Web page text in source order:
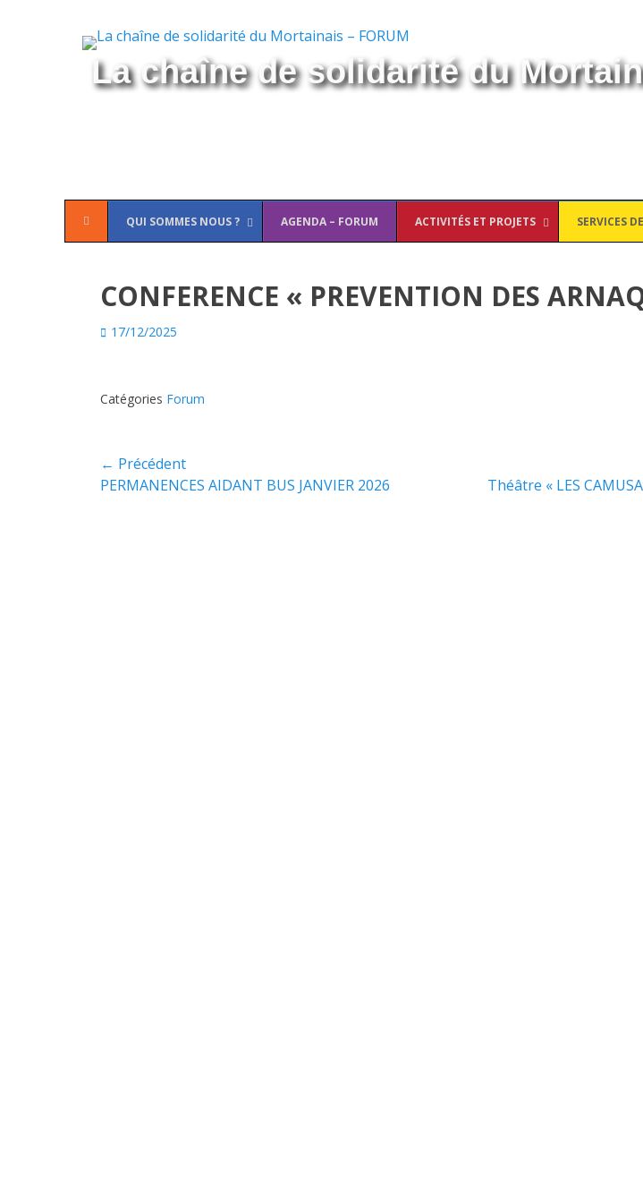
La chaîne de solidarité du
Menu
principalQUI SOMMES NOUS ? AGENDA – FORUM ACTIVITÉS ET PROJETS SERVICES
CONFERENCE « PREVENTION DES
Posted
17/12/2025
Catégories Forum
Navigation
de
← Précédent
Article
PERMANENCES AIDANT BUS JANVIER 2026
ArticleThéâtre « LES